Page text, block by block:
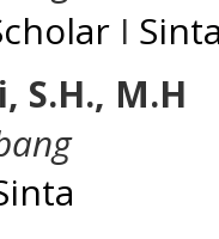
I
S.H., M.H